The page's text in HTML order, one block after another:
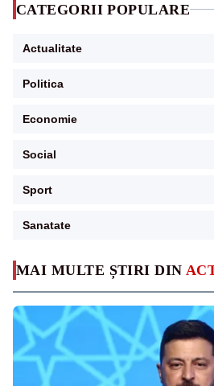
MAI MULTE ȘTIRI DIN
CATEGORII POPULARE
Actualitate
Politica
Economie
Social
Sport
Sanatate